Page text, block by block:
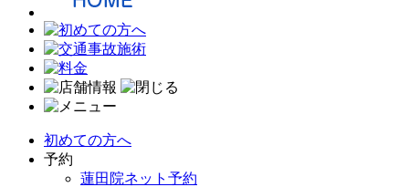
初めての方へ
予約
蓮田院ネット予約